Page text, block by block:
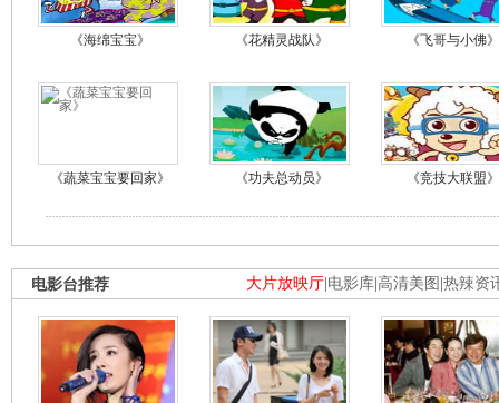
《海绵宝宝》 《花精灵战队》 《飞哥与小佛》
《蔬菜宝宝要回家》 《功夫总动员》 《竞技大联盟》
大片放映厅 电影库 高清美图 热辣资
电影台推荐